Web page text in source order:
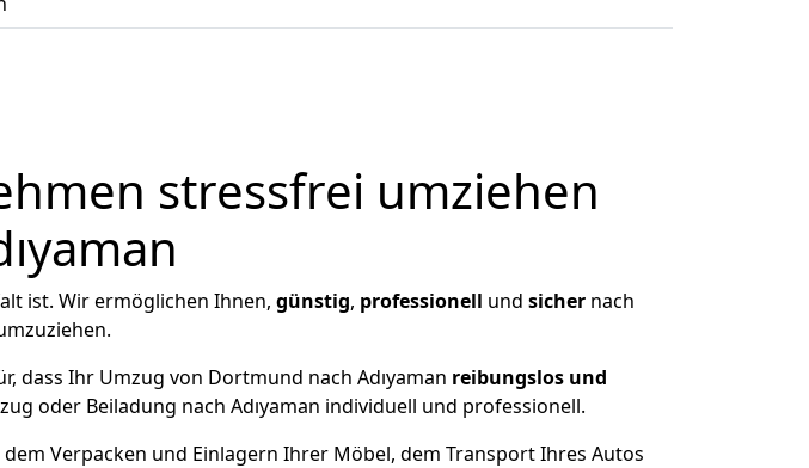
stressfrei umziehen
ist. Wir ermöglichen Ihnen, günstig, professionell und sichernach
dass Ihr Umzug von Dortmund nach Adıyaman reibungslos und
oder Beiladung nach Adıyaman individuell und professionell.
dem Verpacken und Einlagern Ihrer Möbel, dem Transport Ihres Autos